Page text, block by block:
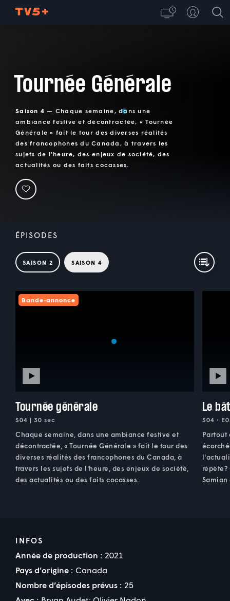
Tournée Générale
Saison 4 — Chaque semaine, dans une
ambiance festive et décontractée, « Tournée
Générale » fait le tour des diverses réalités
des francophones du Canada, à travers les
sujets de l'heure, des enjeux de société, des
actualités ou des faits cocasses.
ÉPISODES
SAISON 2 SAISON 4
Bande-annonce
Tournée générale
S04 | 30 sec
Chaque semaine, dans une ambiance festive et
décontractée, « Tournée Générale » fait le tour des
diverses réalités des francophones du Canada, à
travers les sujets de l'heure, des enjeux de société,
des actualités ou des faits cocasses.
Le
S04 •
Partout
INFOS
Année de production : 2021
Pays d’origine : Canada
Nombre d’épisodes prévus : 25